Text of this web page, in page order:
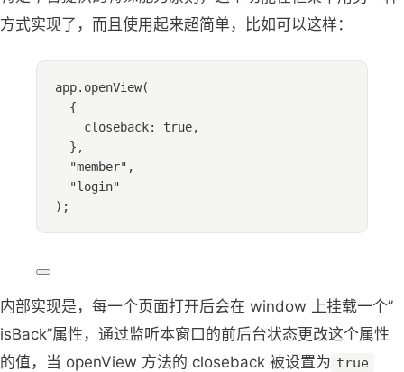
方式实现了，而且使用起来超简单，比如可以这样：
app. openView(
{
closeback: true,
},
"member" ,
"login"
);
内部实现是，每一个页面打开后会在 window 上挂载一个”
isBack”属性，通过监听本窗口的前后台状态更改这个属性
的值，当 openView 方法的 closeback 被设置为 true